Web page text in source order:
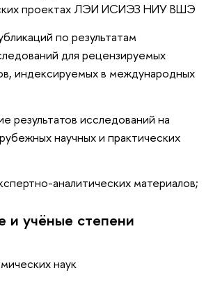
проектах ЛЭИ ИСИЭЗ НИУ ВШЭ
по результатам
для рецензируемых
индексируемых в международных
результатов исследований на
научных и практических
аналитических материалов;
и учёные степени
наук